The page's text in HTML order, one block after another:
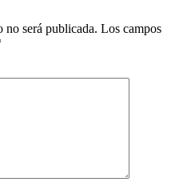
no será publicada. Los campos